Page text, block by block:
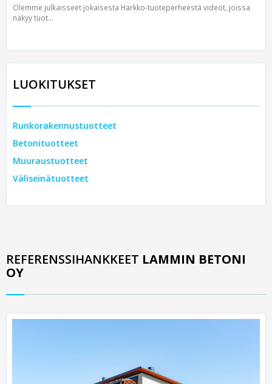
Olemme julkaisseet jokaisesta Harkko-tuoteperheestä videot, joissa
näkyy tuot...
LUOKITUKSET
Runkorakennustuotteet
Betonituotteet
Muuraustuotteet
Väliseinätuotteet
REFERENSSIHANKKEET LAMMIN BETONI
OY